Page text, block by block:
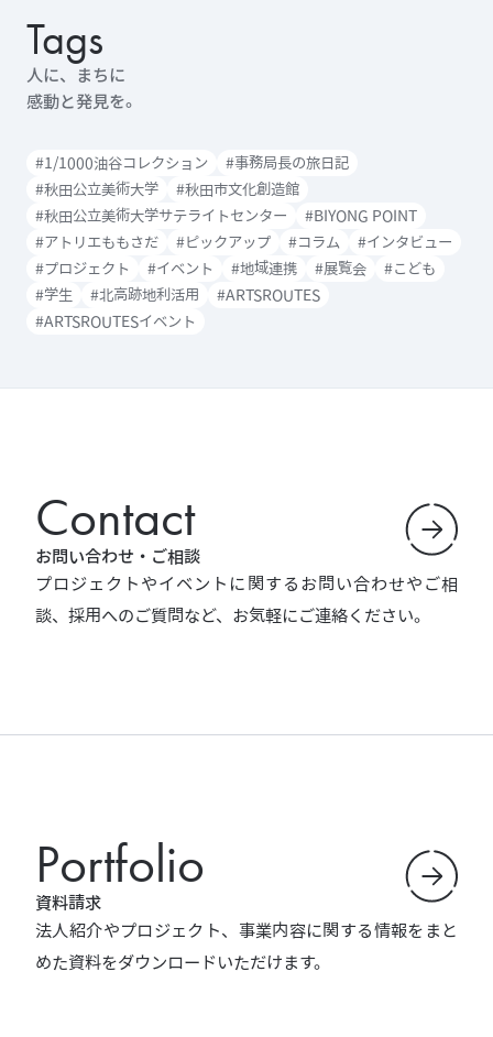
Tags
人に、まちに
感動と発見を。
#1/1000油谷コレクション
#事務局長の旅日記
#秋田公立美術大学
#秋田市文化創造館
#秋田公立美術大学サテライトセンター
#BIYONG POINT
#アトリエももさだ
#ピックアップ #コラム
#インタビュー
#プロジェクト
#イベント #地域連携 #展覧会
#こども
#学生
#北高跡地利活用
#ARTSROUTES
#ARTSROUTESイベント
Contact
お問い合わせ・ご相談
プロジェクトやイベントに関するお問い合わせやご相
談、採用へのご質問など、お気軽にご連絡ください。
Portfolio
資料請求
法人紹介やプロジェクト、事業内容に関する情報をまと
めた資料をダウンロードいただけます。